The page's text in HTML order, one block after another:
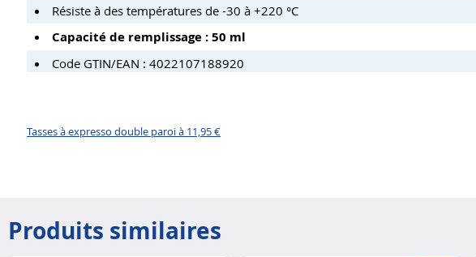
Résiste à des températures de -30 à +220 °C
Capacité de remplissage : 50 ml
Code GTIN/EAN : 4022107188920
Tasses à expresso double paroi à 11,95 €
Produits similaires